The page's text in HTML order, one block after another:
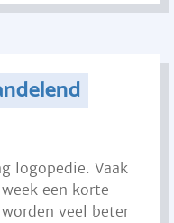
logopedie. Vaak
een korte
veel beter